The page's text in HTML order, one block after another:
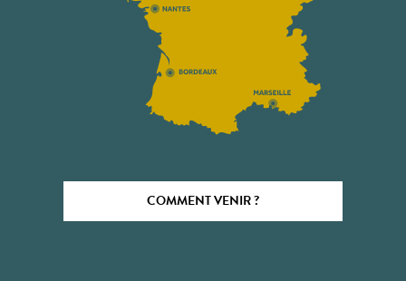
COMMENT VENIR ?